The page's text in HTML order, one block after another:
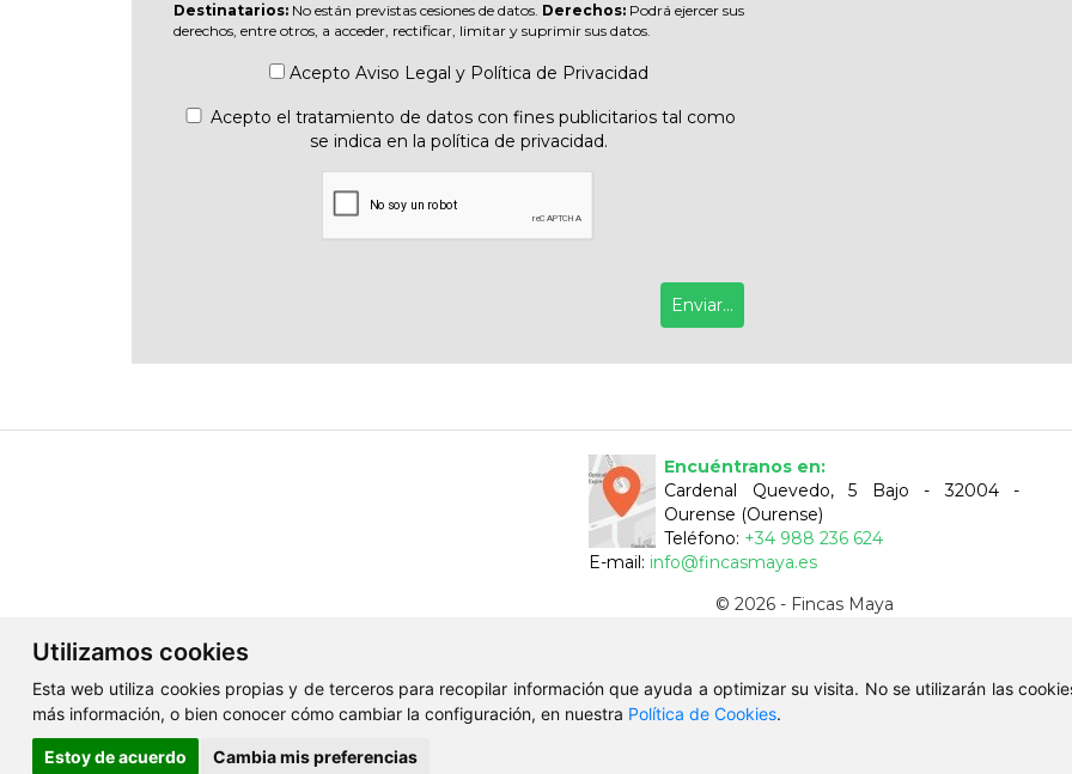
Utilizamos cookies
Esta web utiliza cookies propias y de terceros para recopilar información que ayuda a optimizar su visita. No se utilizarán las
más información, o bien conocer cómo cambiar la configuración, en nuestra Política de Cookies.
Estoy de acuerdo Cambia mis preferencias
Destinatarios:No están previstas cesiones de datos. Derechos:Podrá ejercer sus
derechos, entre otros, a acceder, rectificar, limitar y suprimir sus datos.
Acepto Aviso Legal y Política de Privacidad
Acepto el tratamiento de datos con fines publicitarios tal como
se indica en la política de privacidad.
Encuéntranos en:
Cardenal Quevedo, 5 Bajo - 32004 -
Ourense (Ourense)
Teléfono: +34 988 236 624
E-mail: info@fincasmaya.es
© 2026 - Fincas Maya